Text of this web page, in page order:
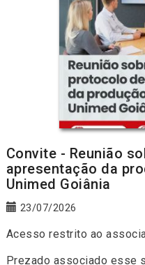
Convite - Reunião
apresentação da
Unimed Goiânia
23/07/2026
Acesso restrito ao
Prezado associado esse